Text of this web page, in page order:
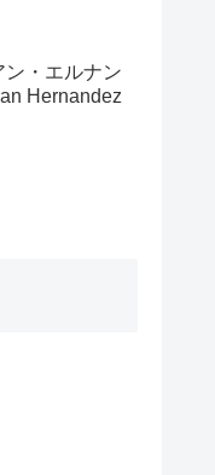
ン・エルナン
Hernandez